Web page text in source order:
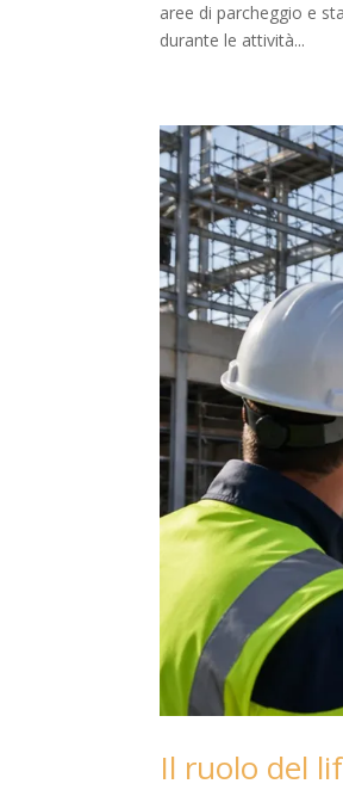
aree di parcheggio e
durante le attività...
Il ruolo del